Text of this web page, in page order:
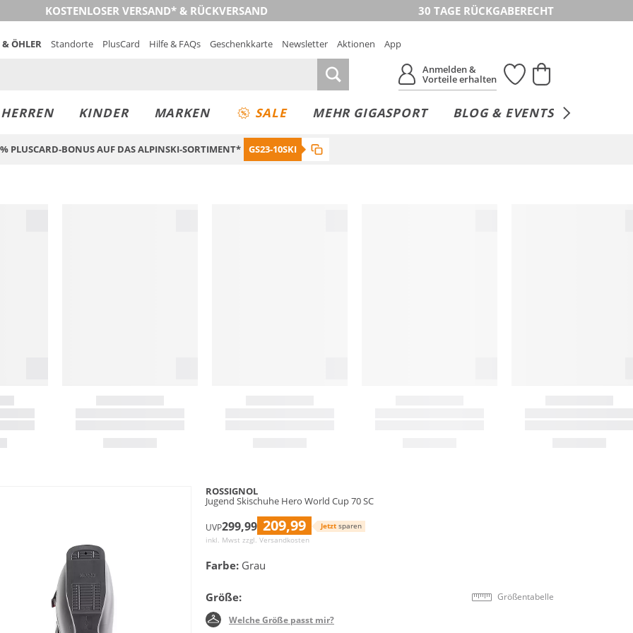
KOSTENLOSER VERSAND* & RÜCKVERSAND 30 TAGE RÜCKGABERECHT
ÖHLER Standorte PlusCard Hilfe & FAQs Geschenkkarte Newsletter Aktionen
App
Anmelden &
Vorteile erhalten
HERREN KINDER MARKEN SALE MEHR GIGASPORT BLOG & EVENTS
PLUSCARD-BONUS AUF DAS ALPINSKI-SORTIMENT* GS23-10SKI
ROSSIGNOL
Jugend Skischuhe Hero World Cup 70 SC
UVP299,99 209,99 Jetzt sparen
inkl. Mwst zzgl. Versandkosten
Farbe: Grau
Größe: Größentabelle
Welche Größe passt mir?